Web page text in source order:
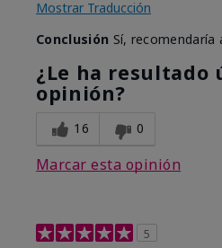
Mostrar Traducción
Conclusión Sí, recomendaría
¿Le ha resultado
opinión?
16 0
Marcar esta opinión
5